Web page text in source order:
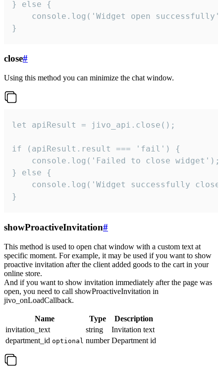
} else {
console.log('Widget open
}
close#
Using this method you can minimize the chat window.
let apiResult = jivo_api.close();
if (apiResult.result === 'fail') {
    console.log('Failed to close widget');
} else {
console.log('Widget successfully
}
showProactiveInvitation#
This method is used to open chat window with a custom text at
specific moment. For example, it may be used if you want to show
proactive invitation after the client added goods to the cart in your
online store.
And if you want to show invitation immediately after the page was
open, you need to call showProactiveInvitation in
jivo_onLoadCallback.
Name Type
Description
invitation_text
string
Invitation text
department_id optional number Department id